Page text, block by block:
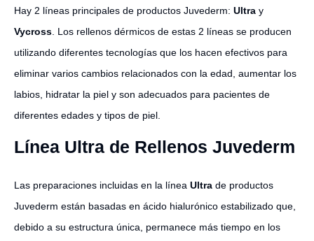
Hay 2 líneas principales de productos Juvederm: Ultra y
Vycross . Los rellenos dérmicos de estas 2 líneas se producen
utilizando diferentes tecnologías que los hacen efectivos para
eliminar varios cambios relacionados con la edad, aumentar los
labios, hidratar la piel y son adecuados para pacientes de
diferentes edades y tipos de piel.
Línea Ultra de Rellenos Juvederm
Las preparaciones incluidas en la línea Ultra de productos
Juvederm están basadas en ácido hialurónico estabilizado que,
debido a su estructura única, permanece más tiempo en los